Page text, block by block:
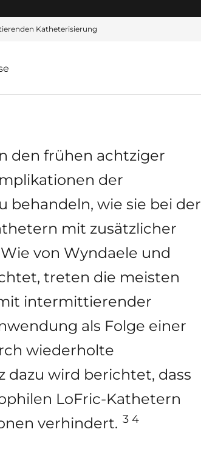
Katheterisierung
den frühen achtziger
der
wie sie bei der
mit zusätzlicher
von Wyndaele und
treten die meisten
intermittierender
als Folge einer
wiederholte
dazu wird berichtet, dass
LoFric-Kathetern
verhindert. 3 4